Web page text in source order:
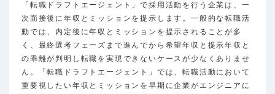
「転職ドラフトエージェント」で採用活動を行う企業は、一
次面接後に年収とミッションを提示します。一般的な転職活
動では、内定後に年収とミッションを提示されることが多
く、最終選考フェーズまで進んでから希望年収と提示年収と
の乖離が判明し転職を実現できないケースが少なくありませ
ん。「転職ドラフトエージェント」では、転職活動において
重要視したい年収とミッションを早期に企業がエンジニアに